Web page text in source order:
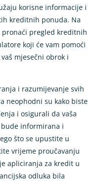
korisne informacije i
kreditnih ponuda. Na
pregled kreditnih
koji će vam pomoći
mjesečni obrok i
i razumijevanje svih
neophodni su kako biste
i osigurali da vaša
informirana i
što se upustite u
vrijeme proučavanju
apliciranja za kredit u
odluka bila